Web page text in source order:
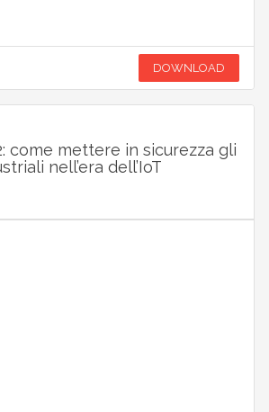
DOWNLOAD
come mettere in sicurezza gli
nell’era dell’IoT